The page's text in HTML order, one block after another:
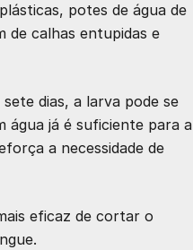
potes de água de
de calhas entupidas e
dias, a larva pode se
água já é suficiente para a
a necessidade de
eficaz de cortar o